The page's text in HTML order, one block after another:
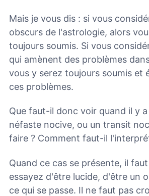
Mais je vous dis : si vous
obscurs de l'astrologie, alors
toujours soumis. Si vous
qui amènent des problèmes
vous y serez toujours soumis et
ces problèmes.
Que faut-il donc voir quand il y
néfaste nocive, ou un transit
faire ? Comment faut-il
Quand ce cas se présente, il
essayez d'être lucide, d'être un
ce qui se passe. Il ne faut pas